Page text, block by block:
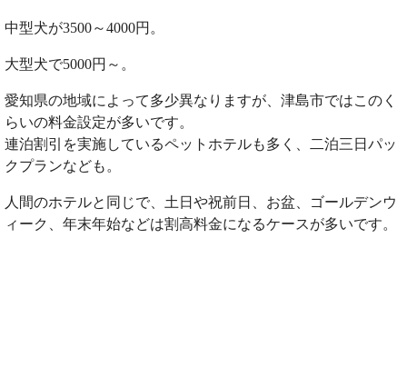
中型犬が3500～4000円。
大型犬で5000円～。
愛知県の地域によって多少異なりますが、津島市ではこのく
らいの料金設定が多いです。
連泊割引を実施しているペットホテルも多く、二泊三日パッ
クプランなども。
人間のホテルと同じで、土日や祝前日、お盆、ゴールデンウ
ィーク、年末年始などは割高料金になるケースが多いです。